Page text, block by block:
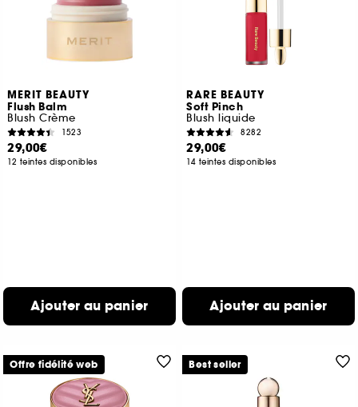
MERIT BEAUTY
Flush Balm
Blush Crème
1523
29,00€
12 teintes disponibles
Ajouter au panier
RARE BEAUTY
Soft Pinch
Blush liquide
8282
29,00€
14 teintes disponibles
Ajouter au panier
Offre fidélité web Best seller